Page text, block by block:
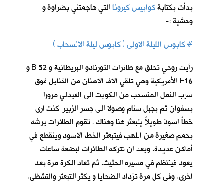
بدأت بكتابةكوابيس كيروناالتي هاجمتني بضراوة و
وحشية :-
# كابوس الليلة الاولى ( كابوس ليلة الانسحاب )
رأيت روحي تحلق مع طائرات التورنادو البريطانية و 52 B و
F16 الأمريكية وهي تلقي الاف الاطنان من القنابل فوق
سرب النمل المنسحب من الكويت الى العبدلي مرورا
بسفوان ثم بجبل سنام وصولا الى جسر الزبير. كنت ارى
خطاً اسودَ طويلاً يتبعثر هنا وهناك . تقوم الطائرات برشه
بحمم صغيرة من اللهب فيتبعثر الخط الاسود وينقطع في
أماكن عديدة. وبعد ان تتركه الطائرات لبضعة ساعات
يعود فينتظم في مسيره الحثيث. ثم تعاد الكرة مرة بعد
اخرى. وفي كل مرة تزداد الضحايا و يكثر التبعثر والتشظي.